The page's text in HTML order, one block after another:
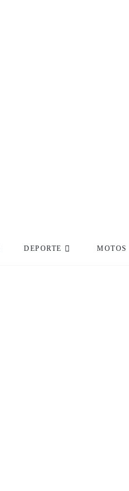
DEPORTE MOTOS